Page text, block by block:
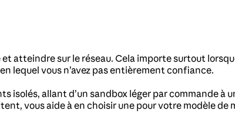
atteindre sur le réseau. Cela importe surtout
lequel vous n’avez pas entièrement confiance.
isolés, allant d’un sandbox léger par commande
vous aide à en choisir une pour votre modèle